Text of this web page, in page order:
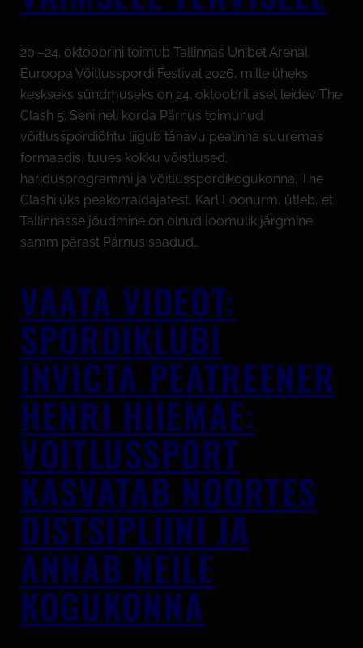
20.–24. oktoobrini toimub Tallinnas Unibet Arenal
Euroopa Võitlusspordi Festival 2026, mille üheks
keskseks sündmuseks on 24. oktoobril aset leidev The
Clash 5. Seni neli korda Pärnus toimunud
võitlusspordiõhtu liigub tänavu pealinna suuremas
formaadis, tuues kokku võistlused,
haridusprogrammi ja võitlusspordikogukonna. The
Clashi üks peakorraldajatest, Karl Loonurm, ütleb, et
Tallinnasse jõudmine on olnud loomulik järgmine
samm pärast Pärnus saadud…
VAATA VIDEOT:
SPORDIKLUBI
INVICTA PEATREENER
HENRI HIIEMÄE:
VÕITLUSSPORT
KASVATAB NOORTES
DISTSIPLIINI JA
ANNAB NEILE
KOGUKONNA